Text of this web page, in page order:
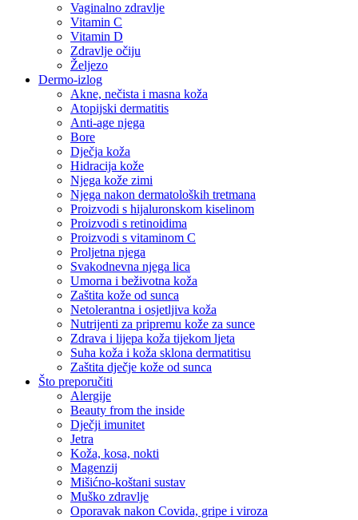
Vaginalno zdravlje
Vitamin C
Vitamin D
Zdravlje očiju
Željezo
Dermo-izlog
Akne, nečista i masna koža
Atopijski dermatitis
Anti-age njega
Bore
Dječja koža
Hidracija kože
Njega kože zimi
Njega nakon dermatoloških tretmana
Proizvodi s hijaluronskom kiselinom
Proizvodi s retinoidima
Proizvodi s vitaminom C
Proljetna njega
Svakodnevna njega lica
Umorna i beživotna koža
Zaštita kože od sunca
Netolerantna i osjetljiva koža
Nutrijenti za pripremu kože za sunce
Zdrava i lijepa koža tijekom ljeta
Suha koža i koža sklona dermatitisu
Zaštita dječje kože od sunca
Što preporučiti
Alergije
Beauty from the inside
Dječji imunitet
Jetra
Koža, kosa, nokti
Magenzij
Mišićno-koštani sustav
Muško zdravlje
Oporavak nakon Covida, gripe i viroza